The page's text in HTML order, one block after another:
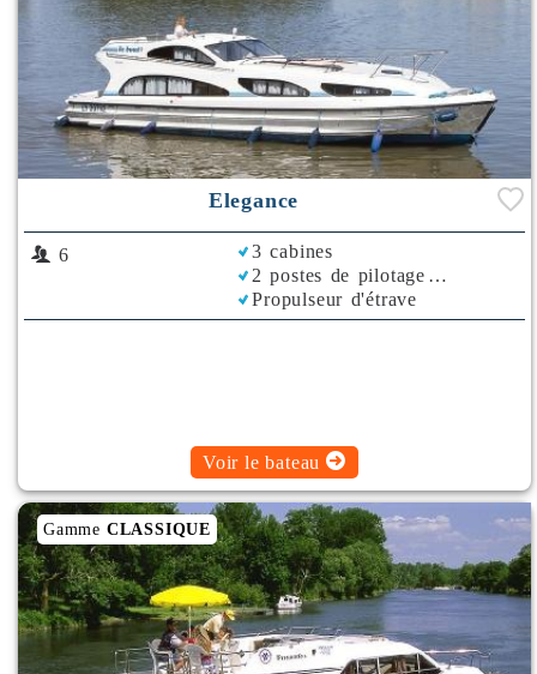
Elegance
6
3 cabines
2 postes de pilotage
Propulseur d'étrave
Rafraichisseur d'Air
Voir le bateau
Gamme CLASSIQUE